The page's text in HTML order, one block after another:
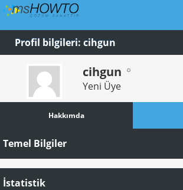
Profil bilgileri: cihgun
cihgun
Yeni Üye
Hakkımda
Temel Bilgiler
İstatistik